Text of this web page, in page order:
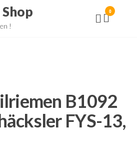
!
0
B1092
FYS-13,